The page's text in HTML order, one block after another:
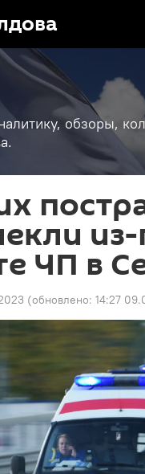
обзоры,
ЧП в
(обновлено: 14:27